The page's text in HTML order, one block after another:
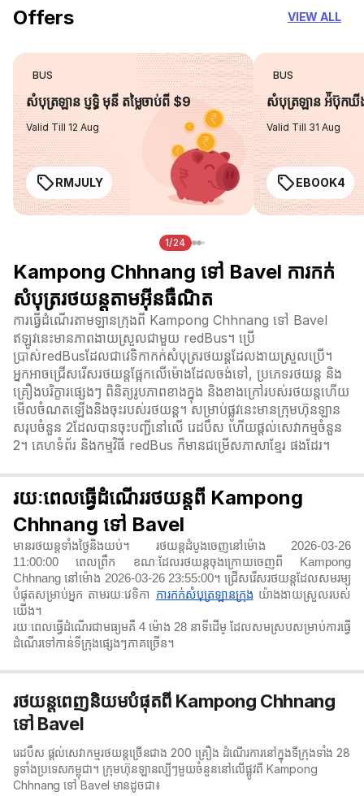
Offers VIEW ALL
BUS
សំបុត្រឡាន ប្ញទ្ធិ មុនី តម្លៃចាប់ពី $9
Valid Till 12 Aug
RMJULY
BUS
សំបុត្រឡាន អ៉ីប៊ុកឃី
Valid Till 31 Aug
EBOOK4
1/24
Kampong Chhnang ទៅ Bavel ការកក់
សំបុត្ររថយន្តតាមអ៊ីនធឺណិត
ការធ្វើដំណើរតាមឡានក្រុងពី Kampong Chhnang ទៅ Bavel
ឥឡូវនេះមានភាពងាយស្រួលជាមួយ redBus។ ប្រើ
ប្រាស់redBusដែលជាវេទិកាកក់សំបុត្ររថយន្តដែលងាយស្រួលប្រើ។
អ្នកអាចជ្រើសរើសរថយន្តផ្អែកលើម៉ោងដែលចង់ទៅ, ប្រភេទរថយន្ត និង
គ្រឿងបរិក្ខារផ្សេងៗ ពិនិត្យរូបភាពខាងក្នុង និងខាងក្រៅរបស់រថយន្តហើយ
មើលចំណតឡើងនិងចុះរបស់រថយន្ត។ សម្រាប់ផ្លូវនេះមានក្រុមហ៊ុនឡាន
សរុបចំនួន 2ដែលបានចុះបញ្ជីនៅលើ រេដបឹស ហើយផ្តល់សេវាកម្មចំនួន
2។ គេហទំព័រ និងកម្មវិធី redBus ក៏មានជម្រើសភាសាខ្មែរ ផងដែរ។
រយៈពេលធ្វើដំណើររថយន្តពី Kampong
Chhnang ទៅ Bavel
មានរថយន្តទាំងថ្ងៃនិងយប់។ រថយន្តដំបូងចេញនៅម៉ោង 2026-03-26
11:00:00 ពេលព្រឹក ខណៈដែលរថយន្តចុងក្រោយចេញពី Kampong
Chhnang នៅម៉ោង 2026-03-26 23:55:00។ ជ្រើសរើសរថយន្តដែលសមរម្យ
បំផុតសម្រាប់អ្នក តាមរយៈវេទិកា ការកក់សំបុត្រឡានក្រុង យ៉ាងងាយស្រួលរបស់
យើង។
រយៈពេលធ្វើដំណើរជាមធ្យមគឺ 4 ម៉ោង 28 នាទី​ដើម្ ដែលសមស្របសម្រាប់ការធ្វើ
ដំណើរទៅកាន់ទីក្រុងផ្សេងៗភាគច្រើន។
រថយន្តពេញនិយមបំផុតពី Kampong Chhnang
ទៅ Bavel
រេដបឹស ផ្តល់សេវាកម្មរថយន្តច្រើនជាង 200 គ្រឿង ដំណើរការនៅក្នុងទីក្រុងទាំង 28
ទូទាំងប្រទេសកម្ពុជា។ ក្រុមហ៊ុនឡានល្បីៗមួយចំនួននៅលើផ្លូវពី Kampong
Chhnang ទៅ Bavel មានដូចជា៖